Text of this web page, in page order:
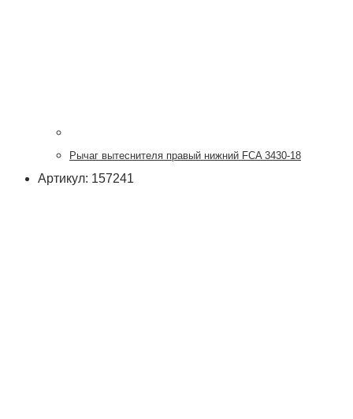
Рычаг вытеснителя правый нижний FCA 3430-18
Артикул: 157241